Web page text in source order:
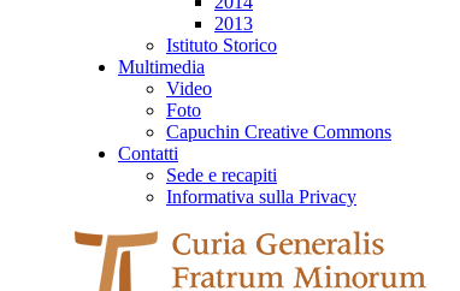
2013
Istituto Storico
Multimedia
Video
Foto
Capuchin Creative Commons
Contatti
Sede e recapiti
Informativa sulla Privacy